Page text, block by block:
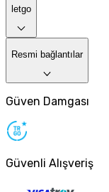
letgo
Resmi bağlantılar
Güven Damgası
Güvenli Alışveriş